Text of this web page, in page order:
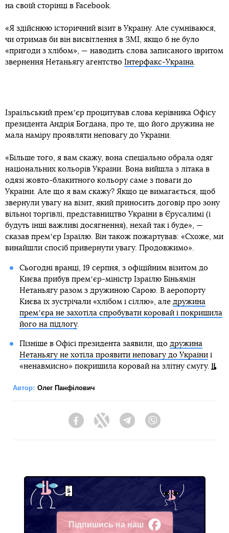
на своїй сторінці в Facebook.
«Я здійснюю історичний візит в Україну. Але сумніваюся,
чи отримав би він висвітлення в ЗМІ, якщо б не було
«пригоди з хлібом», — наводить слова записаного івритом
звернення Нетаньягу агентство Інтерфакс-Україна.
Ізраїльський премʼєр процитував слова керівника Офісу
президента Андрія Богдана, про те, що його дружина не
мала наміру проявляти неповагу до України.
«Більше того, я вам скажу, вона спеціально обрала одяг
національних кольорів України. Вона вийшла з літака в
одязі жовто-блакитного кольору саме з поваги до
України. Але що я вам скажу? Якщо це вимагається, щоб
звернули увагу на візит, який приносить договір про зону
вільної торгівлі, представництво України в Єрусалимі (і
будуть інші важливі досягнення), нехай так і буде», —
сказав премʼєр Ізраїлю. Він також пожартував: «Схоже, ми
винайшли спосіб привернути увагу. Продовжимо».
Сьогодні вранці, 19 серпня, з офіційним візитом до
Києва прибув премʼєр-міністр Ізраїлю Біньямін
Нетаньягу разом з дружиною Сарою. В аеропорту
Києва їх зустрічали «хлібом і сіллю», але дружина
премʼєра не захотіла спробувати коровай і покришила
його на підлогу.
Пізніше в Офісі президента заявили, що дружина
Нетаньягу не хотіла проявити неповагу до Україниі
«ненавмисно» покришила коровай на злітну смугу.
Автор: Олег Панфілович
FacebookTwitter Telegram
Підпишись на наш
Facebook